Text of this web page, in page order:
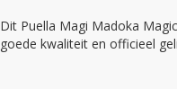
Dit Puella Magi Madoka
goede kwaliteit en officieel